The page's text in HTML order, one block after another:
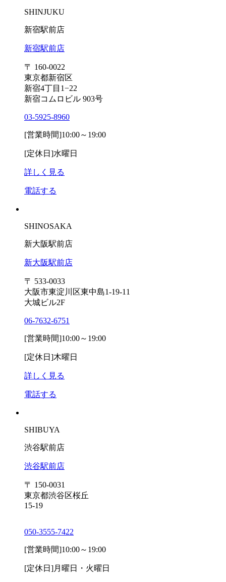
SHINJUKU
新宿駅前店
新宿駅前店
〒 160-0022
東京都新宿区
新宿4丁目1−22
新宿コムロビル 903号
03-5925-8960
[営業時間]10:00～19:00
[定休日]水曜日
詳しく見る
電話する
SHINOSAKA
新大阪駅前店
新大阪駅前店
〒 533-0033
大阪市東淀川区東中島1-19-11
大城ビル2F
06-7632-6751
[営業時間]10:00～19:00
[定休日]木曜日
詳しく見る
電話する
SHIBUYA
渋谷駅前店
渋谷駅前店
〒 150-0031
東京都渋谷区桜丘
15-19
050-3555-7422
[営業時間]10:00～19:00
[定休日]月曜日・火曜日